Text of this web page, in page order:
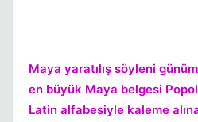
Maya yaratılış söyleni
en büyük Maya belgesi
Latin alfabesiyle kaleme